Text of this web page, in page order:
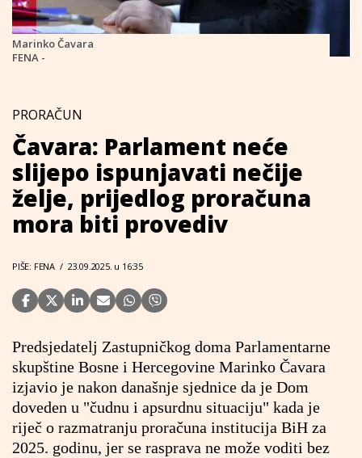
Marinko Čavara
FENA -
PRORAČUN
Čavara: Parlament neće
slijepo ispunjavati nečije
želje, prijedlog proračuna
mora biti provediv
PIŠE: FENA / 23.09.2025. u 16:35
Predsjedatelj Zastupničkog doma Parlamentarne
skupštine Bosne i Hercegovine Marinko Čavara
izjavio je nakon današnje sjednice da je Dom
doveden u "čudnu i apsurdnu situaciju" kada je
riječ o razmatranju proračuna institucija BiH za
2025. godinu, jer se rasprava ne može voditi bez